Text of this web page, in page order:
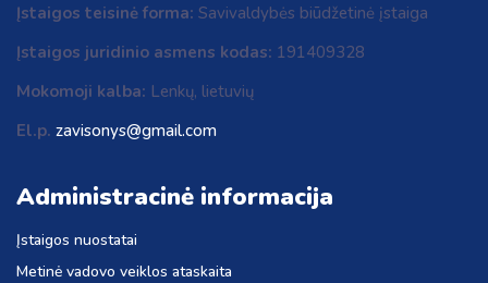
Įstaigos teisinė forma: Savivaldybės biūdžetinė įstaiga
Įstaigos juridinio asmens kodas: 191409328
Mokomoji kalba: Lenkų, lietuvių
El.p. zavisonys@gmail.com
Administracinė informacija
Įstaigos nuostatai
Metinė vadovo veiklos ataskaita